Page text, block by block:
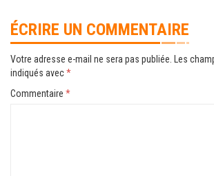
ÉCRIRE UN COMMENTAIRE
Votre adresse e-mail ne sera pas publiée. Les
indiqués avec*
Commentaire *